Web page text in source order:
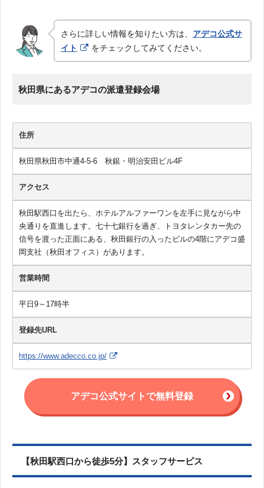
さらに詳しい情報を知りたい方は、 アデコ公式サ
イト
をチェックしてみてください。
秋田県にあるアデコの派遣登録会場
住所
秋田県秋田市中通4-5-6 秋銀・明治安田ビル4F
アクセス
秋田駅西口を出たら、ホテルアルファーワンを左手に見ながら中
央通りを直進します。七十七銀行を過ぎ、トヨタレンタカー先の
信号を渡った正面にある、秋田銀行の入ったビルの4階にアデコ盛
岡支社（秋田オフィス）があります。
営業時間
平日9～17時半
登録先URL
https://www.adecco.co.jp/
アデコ公式サイトで無料登録
【秋田駅西口から徒歩5分】スタッフサービス